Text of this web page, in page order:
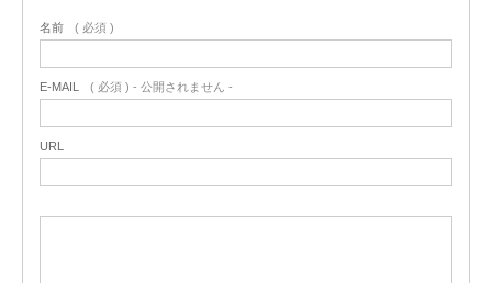
名前 ( 必須 )
E-MAIL ( 必須 ) - 公開されません -
URL